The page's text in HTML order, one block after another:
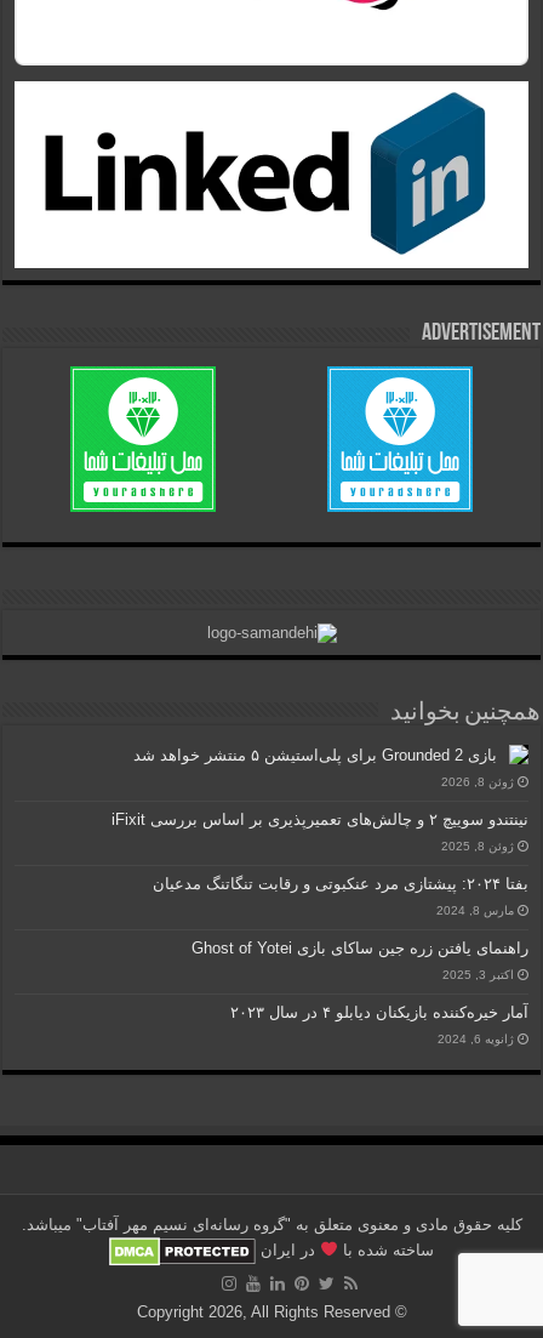
Advertisement
همچنین بخوانید
بازی Grounded 2 برای پلی‌استیشن ۵ منتشر خواهد شد
ژوئن 8, 2026
نینتندو سوییچ ۲ و چالش‌های تعمیرپذیری بر اساس بررسی iFixit
ژوئن 8, 2025
بفتا ۲۰۲۴: پیشتازی مرد عنکبوتی و رقابت تنگاتنگ مدعیان
مارس 8, 2024
راهنمای یافتن زره جین ساکای بازی Ghost of Yotei
اکتبر 3, 2025
آمار خیره‌کننده بازیکنان دیابلو ۴ در سال ۲۰۲۳
ژانویه 6, 2024
کلیه حقوق مادی و معنوی متعلق به "گروه رسانه‌ای نسیم مهر آفتاب" می‎باشد.
ساخته شده با
در ایران
© Copyright 2026, All Rights Reserved